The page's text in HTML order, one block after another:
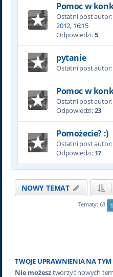
Pomoc w
Ostatni post autor:
2012, 16:15
Odpowiedzi:5
pytanie
Ostatni post autor:
Pomoc w
Ostatni post autor:
Odpowiedzi:23
Pomożecie? :)
Ostatni post autor:
Odpowiedzi: 17
NOWY TEMAT
Tematy: 63 1
TWOJE UPRAWNIENIA NA TYM
Nie możesztworzyć nowych